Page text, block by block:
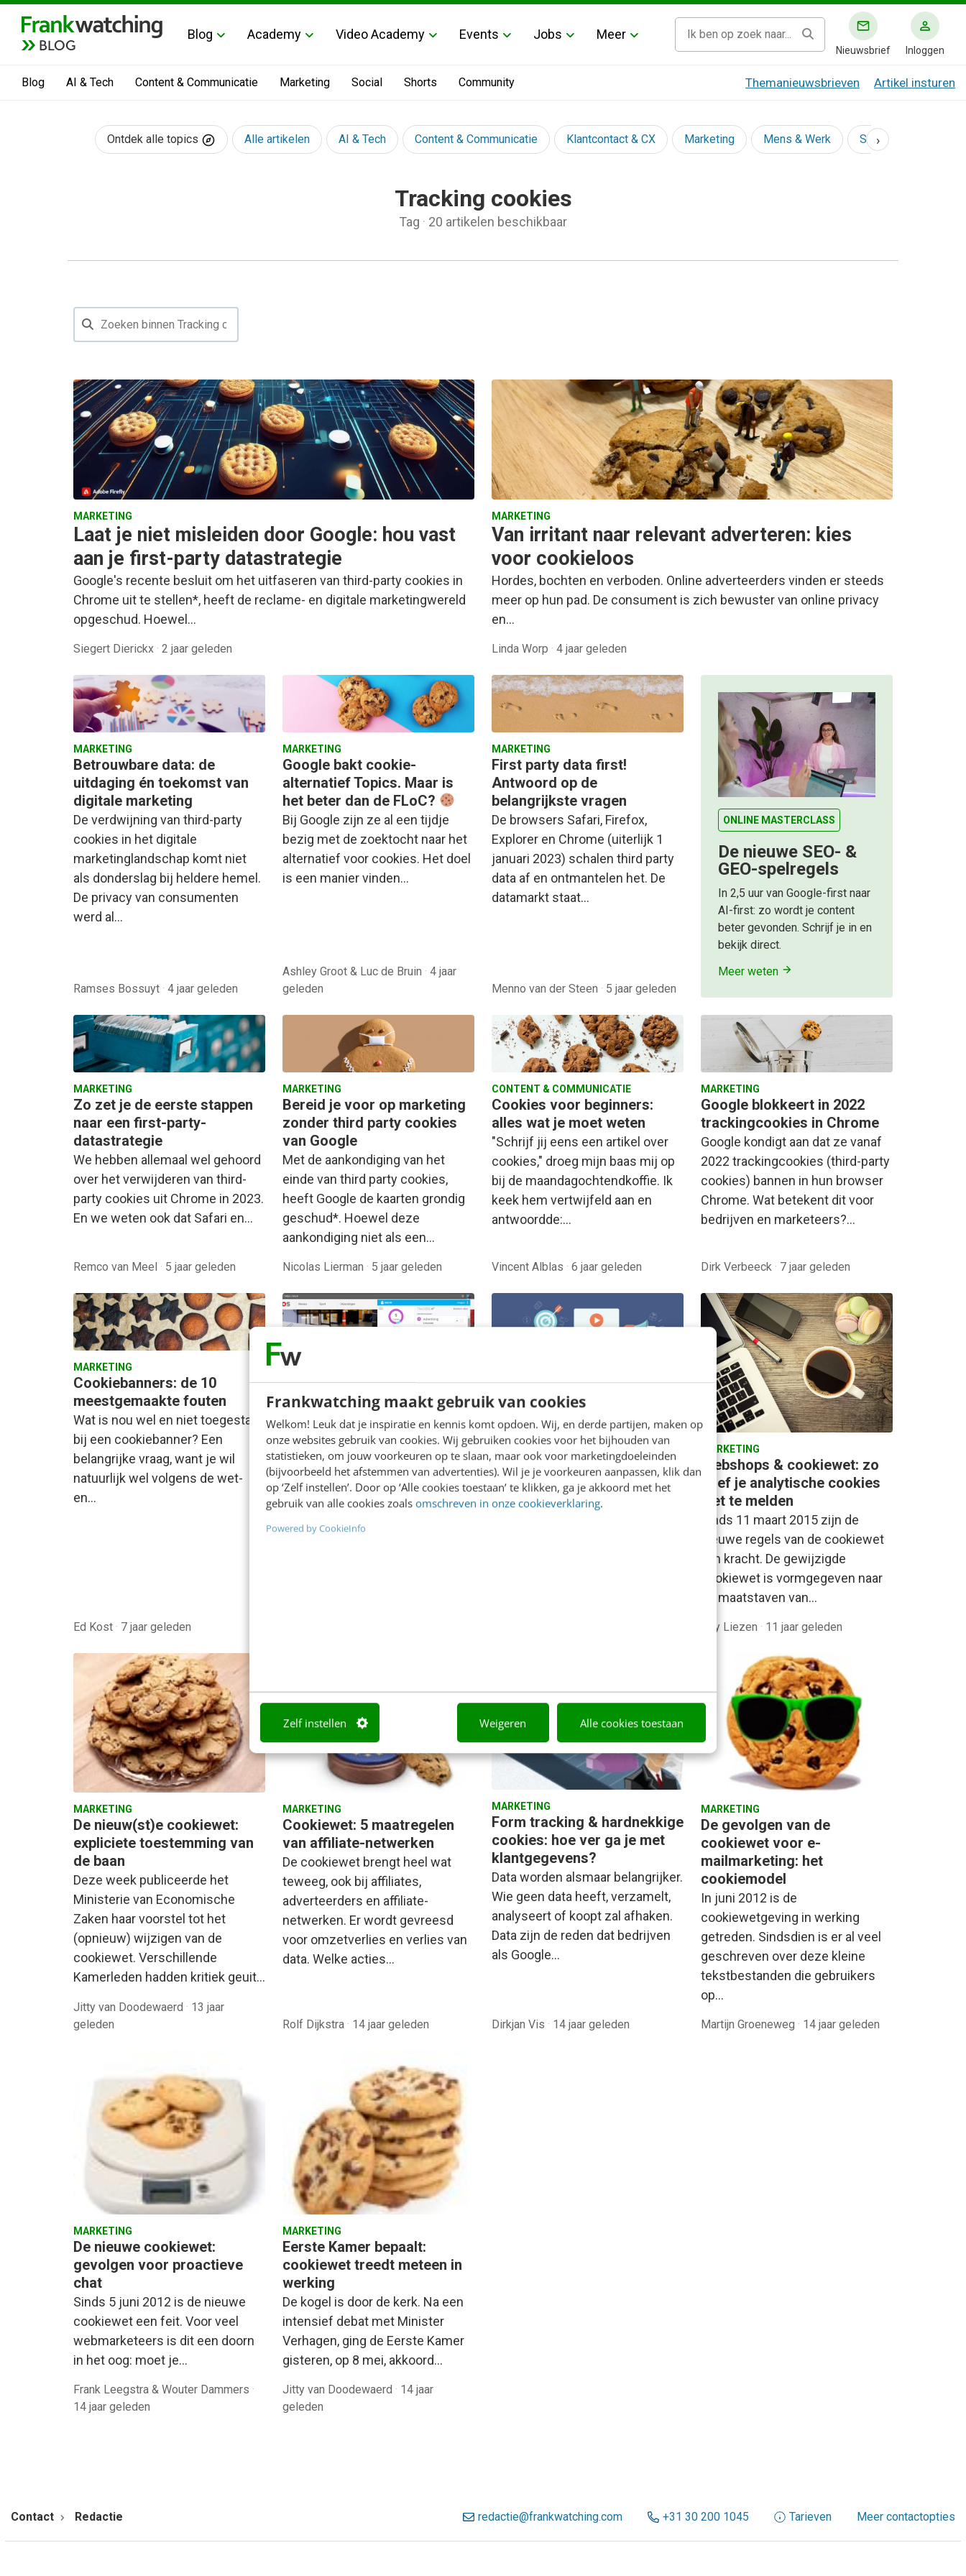
Frankwatching maakt gebruik van cookies
Welkom! Leuk dat je inspiratie en kennis komt opdoen. Wij, en derde partijen, maken op
onze websites gebruik van cookies. Wij gebruiken cookies voor het bijhouden van
statistieken, om jouw voorkeuren op te slaan, maar ook voor marketingdoeleinden
(bijvoorbeeld het afstemmen van advertenties). Wil je je voorkeuren aanpassen, klik dan
op ‘Zelf instellen’. Door op ‘Alle cookies toestaan’ te klikken, ga je akkoord met het
gebruik van alle cookies zoals omschreven in onze cookieverklaring.
Powered by CookieInfo
Zelf instellen Weigeren Alle cookies toestaan
BLOG
Blog Academy Video Academy Events Jobs Meer
Nieuwsbrief Inloggen
Blog AI & Tech Content & Communicatie Marketing Social Shorts Community Themanieuwsbrieven Artikel insturen
Ontdek alle topics Alle artikelen AI & Tech Content & Communicatie Klantcontact & CX Marketing Mens & Werk Social
›
Tracking cookies
Tag · 20 artikelen beschikbaar
MARKETING
Laat je niet misleiden door Google: hou vast
aan je first-party datastrategie
Google's recente besluit om het uitfaseren van third-party cookies in
Chrome uit te stellen*, heeft de reclame- en digitale marketingwereld
opgeschud. Hoewel…
Siegert Dierickx · 2 jaar geleden
MARKETING
Van irritant naar relevant adverteren: kies
voor cookieloos
Hordes, bochten en verboden. Online adverteerders vinden er steeds
meer op hun pad. De consument is zich bewuster van online privacy
en…
Linda Worp · 4 jaar geleden
MARKETING
Betrouwbare data: de
uitdaging én toekomst van
digitale marketing
De verdwijning van third-party
cookies in het digitale
marketinglandschap komt niet
als donderslag bij heldere hemel.
De privacy van consumenten
werd al…
Ramses Bossuyt · 4 jaar geleden
MARKETING
Google bakt cookie-
alternatief Topics. Maar is
het beter dan de FLoC?
Bij Google zijn ze al een tijdje
bezig met de zoektocht naar het
alternatief voor cookies. Het doel
is een manier vinden…
Ashley Groot & Luc de Bruin · 4 jaar
geleden
MARKETING
First party data first!
Antwoord op de
belangrijkste vragen
De browsers Safari, Firefox,
Explorer en Chrome (uiterlijk 1
januari 2023) schalen third party
data af en ontmantelen het. De
datamarkt staat…
Menno van der Steen · 5 jaar geleden
ONLINE MASTERCLASS
De nieuwe SEO- &
GEO-spelregels
In 2,5 uur van Google-first naar
AI-first: zo wordt je content
beter gevonden. Schrijf je in en
bekijk direct.
Meer weten
MARKETING
Zo zet je de eerste stappen
naar een first-party-
datastrategie
We hebben allemaal wel gehoord
over het verwijderen van third-
party cookies uit Chrome in 2023.
En we weten ook dat Safari en…
Remco van Meel · 5 jaar geleden
MARKETING
Bereid je voor op marketing
zonder third party cookies
van Google
Met de aankondiging van het
einde van third party cookies,
heeft Google de kaarten grondig
geschud*. Hoewel deze
aankondiging niet als een…
Nicolas Lierman · 5 jaar geleden
CONTENT & COMMUNICATIE
Cookies voor beginners:
alles wat je moet weten
"Schrijf jij eens een artikel over
cookies," droeg mijn baas mij op
bij de maandagochtendkoffie. Ik
keek hem vertwijfeld aan en
antwoordde:…
Vincent Alblas · 6 jaar geleden
MARKETING
Google blokkeert in 2022
trackingcookies in Chrome
Google kondigt aan dat ze vanaf
2022 trackingcookies (third-party
cookies) bannen in hun browser
Chrome. Wat betekent dit voor
bedrijven en marketeers?…
Dirk Verbeeck · 7 jaar geleden
MARKETING
Cookiebanners: de 10
meestgemaakte fouten
Wat is nou wel en niet toegestaan
bij een cookiebanner? Een
belangrijke vraag, want je wil
natuurlijk wel volgens de wet-
en…
Ed Kost · 7 jaar geleden
MARKETING
Tracking & GDPR: ook de
NOS doet het niet netjes
Column - Vorige week
publiceerde de NOS een artikel
over verzekeraars die, door
middel van een pixel, gegevens
delen met Facebook. De…
KLANTCONTACT & CX
Zo personaliseer je jouw
website met liquid content
Stel: je bent marketeer van een
MARKETING
Webshops & cookiewet: zo
hoef je analytische cookies
niet te melden
Sinds 11 maart 2015 zijn de
nieuwe regels van de cookiewet
van kracht. De gewijzigde
cookiewet is vormgegeven naar
de maatstaven van…
Roy Liezen · 11 jaar geleden
MARKETING
De nieuw(st)e cookiewet:
expliciete toestemming van
de baan
Deze week publiceerde het
Ministerie van Economische
Zaken haar voorstel tot het
(opnieuw) wijzigen van de
cookiewet. Verschillende
Kamerleden hadden kritiek geuit…
Jitty van Doodewaerd · 13 jaar
geleden
MARKETING
Cookiewet: 5 maatregelen
van affiliate-netwerken
De cookiewet brengt heel wat
teweeg, ook bij affiliates,
adverteerders en affiliate-
netwerken. Er wordt gevreesd
voor omzetverlies en verlies van
data. Welke acties…
Rolf Dijkstra · 14 jaar geleden
MARKETING
Form tracking & hardnekkige
cookies: hoe ver ga je met
klantgegevens?
Data worden alsmaar belangrijker.
Wie geen data heeft, verzamelt,
analyseert of koopt zal afhaken.
Data zijn de reden dat bedrijven
als Google…
Dirkjan Vis · 14 jaar geleden
MARKETING
De gevolgen van de
cookiewet voor e-
mailmarketing: het
cookiemodel
In juni 2012 is de
cookiewetgeving in werking
getreden. Sindsdien is er al veel
geschreven over deze kleine
tekstbestanden die gebruikers
op…
Martijn Groeneweg · 14 jaar geleden
MARKETING
De nieuwe cookiewet:
gevolgen voor proactieve
chat
Sinds 5 juni 2012 is de nieuwe
cookiewet een feit. Voor veel
webmarketeers is dit een doorn
in het oog: moet je…
Frank Leegstra & Wouter Dammers ·
14 jaar geleden
MARKETING
Eerste Kamer bepaalt:
cookiewet treedt meteen in
werking
De kogel is door de kerk. Na een
intensief debat met Minister
Verhagen, ging de Eerste Kamer
gisteren, op 8 mei, akkoord…
Jitty van Doodewaerd · 14 jaar
geleden
Contact Redactie redactie@frankwatching.com +31 30 200 1045 Tarieven Meer contactopties